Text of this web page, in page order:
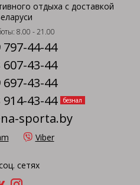
отдыха с доставкой
8.00 - 21.00
797-44-44
607-43-44
697-43-44
914-43-44
безнал
sporta.by
Viber
сетях